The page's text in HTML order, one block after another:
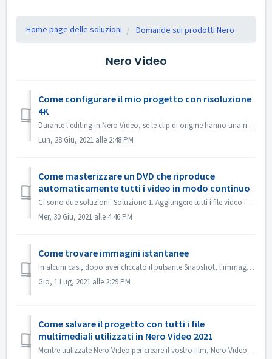
Home page delle soluzioni Domande sui prodotti Nero
Nero Video
Come configurare il mio progetto con risoluzione
4K
Durante l'editing in Nero Video, se le clip di origine hanno una risoluzione di 4K o superiore e si desidera che il file di output sia anch'esso in ...
Lun, 28 Giu, 2021 alle 2:48 PM
Come masterizzare un DVD che riproduce
automaticamente tutti i video in modo continuo
Ci sono due soluzioni: Soluzione 1. Aggiungere tutti i file video in un titolo. Nella schermata di editing, importare tutti i file video che si desidera au...
Mer, 30 Giu, 2021 alle 4:46 PM
Come trovare immagini istantanee
In alcuni casi, dopo aver cliccato il pulsante Snapshot, l'immagine istantanea non viene mostrata in My Media. Puoi trovare l'immagine nel modo segu...
Gio, 1 Lug, 2021 alle 2:29 PM
Come salvare il progetto con tutti i file
multimediali utilizzati in Nero Video 2021
Mentre utilizzate Nero Video per creare il vostro film, Nero Video può importare i vostri file multimediali come Video, Musica o Immagini da diverse cartell...